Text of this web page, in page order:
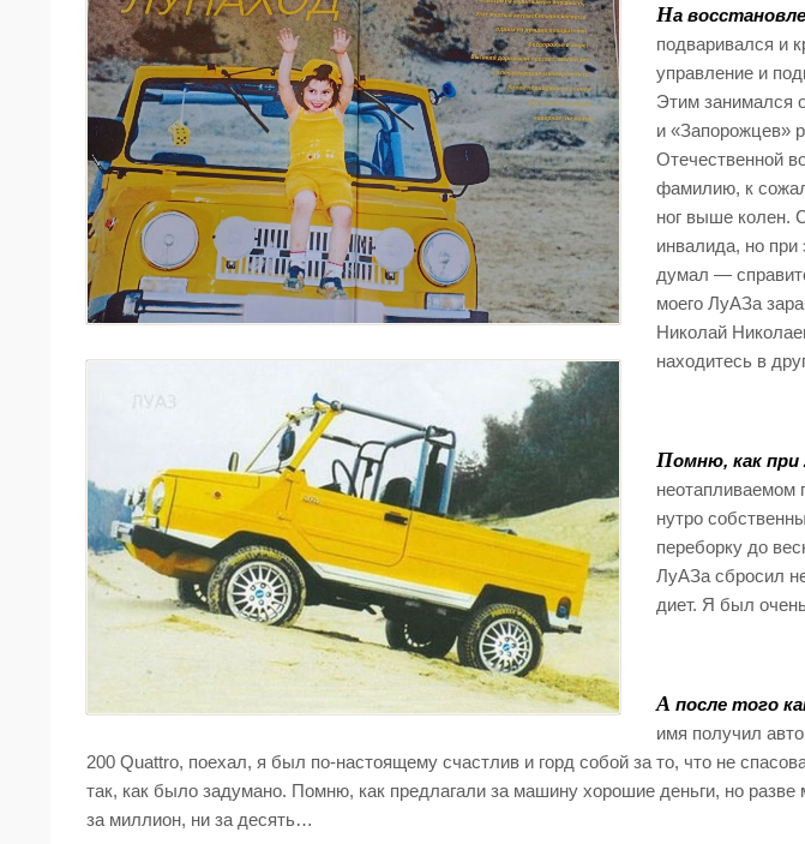
На
подваривался и
управление и
Этим занимался
и «Запорожцев»
Отечественной
фамилию, к
ног выше колен.
инвалида, но при
думал —
моего ЛуАЗа
Николай
находитесь в
Помню, как при
неотапливаемом
нутро
переборку до
ЛуАЗа сбросил
диет. Я был
А после того
имя получил
200 Quattro, поехал, я был по-настоящему счастлив и горд собой за то, что не
так, как было задумано. Помню, как предлагали за машину хорошие деньги, но
за миллион, ни за десять…